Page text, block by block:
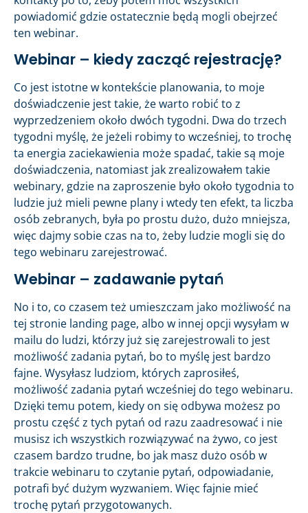
powiadomić gdzie ostatecznie będą mogli obejrzeć
ten webinar.
Webinar – kiedy zacząć rejestrację?
Co jest istotne w kontekście planowania, to moje
doświadczenie jest takie, że warto robić to z
wyprzedzeniem około dwóch tygodni. Dwa do trzech
tygodni myślę, że jeżeli robimy to wcześniej, to trochę
ta energia zaciekawienia może spadać, takie są moje
doświadczenia, natomiast jak zrealizowałem takie
webinary, gdzie na zaproszenie było około tygodnia to
ludzie już mieli pewne plany i wtedy ten efekt, ta liczba
osób zebranych, była po prostu dużo, dużo mniejsza,
więc dajmy sobie czas na to, żeby ludzie mogli się do
tego webinaru zarejestrować.
Webinar – zadawanie pytań
No i to, co czasem też umieszczam jako możliwość na
tej stronie landing page, albo w innej opcji wysyłam w
mailu do ludzi, którzy już się zarejestrowali to jest
możliwość zadania pytań, bo to myślę jest bardzo
fajne. Wysyłasz ludziom, których zaprosiłeś,
możliwość zadania pytań wcześniej do tego webinaru.
Dzięki temu potem, kiedy on się odbywa możesz po
prostu część z tych pytań od razu zaadresować i nie
musisz ich wszystkich rozwiązywać na żywo, co jest
czasem bardzo trudne, bo jak masz dużo osób w
trakcie webinaru to czytanie pytań, odpowiadanie,
potrafi być dużym wyzwaniem. Więc fajnie mieć
trochę pytań przygotowanych.